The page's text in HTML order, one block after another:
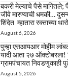
बकरी मेल्याचे पैसे मागितले;
जीवे मारण्याची धमकी…
शिंदेत म्हातारा रक्ताच्या
August 6, 2026
पुन्हा एसआयआर मोहीम
यादी आता २७ ऑक्टोबरला!
ग्रामपंचायत निवडणुकाही
August 5, 2026